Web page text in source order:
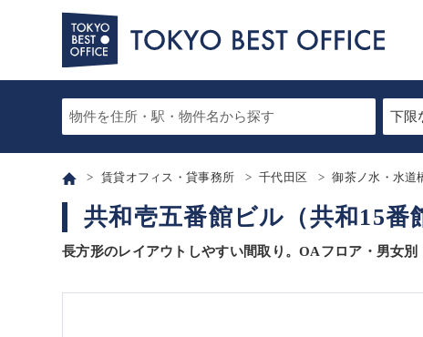
賃貸オフィス・貸事務所 千代田区 御茶ノ水・水道
共和壱五番館ビル（共和15番
長方形のレイアウトしやすい間取り。OAフロア・男女別